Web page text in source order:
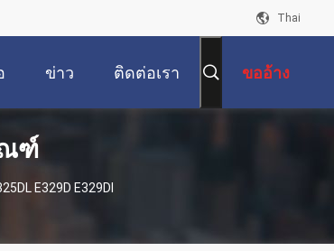
Thai
ข่าว ติดต่อเรา ขออ้าง
ณฑ์
E329D E329DI